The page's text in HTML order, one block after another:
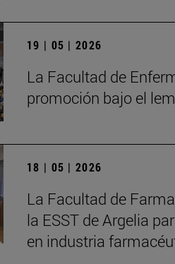
19 | 05 | 2026
La Facultad de
promoción bajo el
18 | 05 | 2026
La Facultad de
la ESST de Argelia
en industria